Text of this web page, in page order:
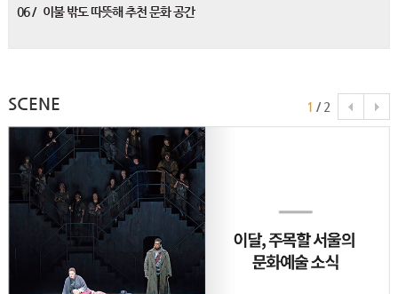
06 / 이불 밖도 따뜻해 추천 문화 공간
SCENE 1 / 2